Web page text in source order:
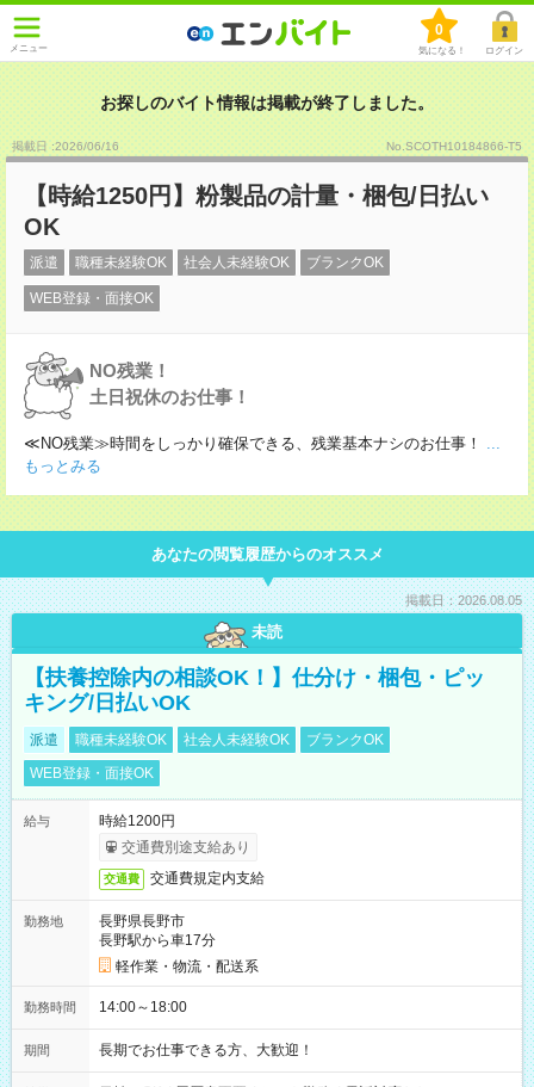
メニュー
0
気になる！ ログイン
お探しのバイト情報は掲載が終了しました。
掲載日 :2026/06/16 No.SCOTH10184866-T5
【時給1250円】粉製品の計量・梱包/日払い
OK
派遣 職種未経験OK 社会人未経験OK ブランクOK
WEB登録・面接OK
NO残業！
土日祝休のお仕事！
≪NO残業≫時間をしっかり確保できる、残業基本ナシのお仕事！
...
もっとみる
あなたの閲覧履歴からのオススメ
掲載日：2026.08.05
未読
【扶養控除内の相談OK！】仕分け・梱包・ピッ
キング/日払いOK
派遣 職種未経験OK 社会人未経験OK
ブランクOK
WEB登録・面接OK
給与
時給1200円
交通費別途支給あり
交通費 交通費規定内支給
勤務地
長野県長野市
長野駅から車17分
軽作業・物流・配送系
勤務時間 14:00～18:00
期間 長期でお仕事できる方、大歓迎！